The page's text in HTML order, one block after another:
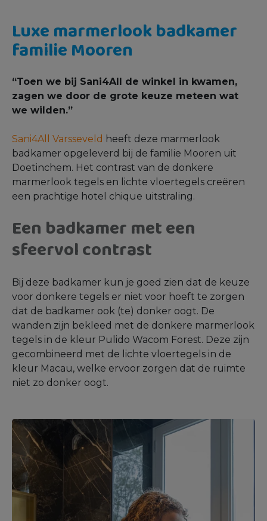
Luxe marmerlook badkamer
familie Mooren
“Toen we bij Sani4All de winkel in kwamen,
zagen we door de grote keuze meteen wat
we wilden.”
Sani4All Varsseveld heeft deze marmerlook
badkamer opgeleverd bij de familie Mooren uit
Doetinchem. Het contrast van de donkere
marmerlook tegels en lichte vloertegels creëren
een prachtige hotel chique uitstraling.
Een badkamer met een
sfeervol contrast
Bij deze badkamer kun je goed zien dat de keuze
voor donkere tegels er niet voor hoeft te zorgen
dat de badkamer ook (te) donker oogt. De
wanden zijn bekleed met de donkere marmerlook
tegels in de kleur Pulido Wacom Forest. Deze zijn
gecombineerd met de lichte vloertegels in de
kleur Macau, welke ervoor zorgen dat de ruimte
niet zo donker oogt.